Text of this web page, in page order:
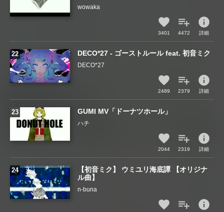
wowaka
3401 4472
info
詳細
DECO*27 - ゴーストルール feat. 初音ミク
DECO*27
2489 2379
info
詳細
GUMI MV「ドーナツホール」
ハチ
2044 2319
info
詳細
【初音ミク】 ウミユリ海底譚 【オリジナ
ル曲】
n-buna
info